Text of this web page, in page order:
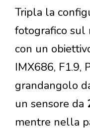
Tripla la
fotografico sul
con un
IMX686, F1.9,
grandangolo
un sensore da
mentre nella